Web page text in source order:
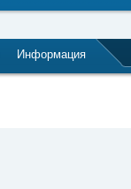
Информация